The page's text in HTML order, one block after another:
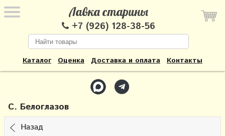
Лавка старины
+7 (926) 128-38-56
Каталог Оценка Доставка и оплата Контакты
С. Белоглазов
Назад